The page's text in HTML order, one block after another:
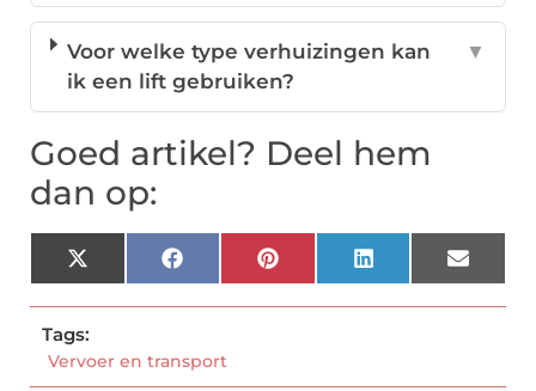
Voor welke type verhuizingen kan
ik een lift gebruiken?
▼
Goed artikel? Deel hem
dan op:
X
(Twitter)
FacebookPinterestLinkedInEmail
Tags:
Vervoer en transport